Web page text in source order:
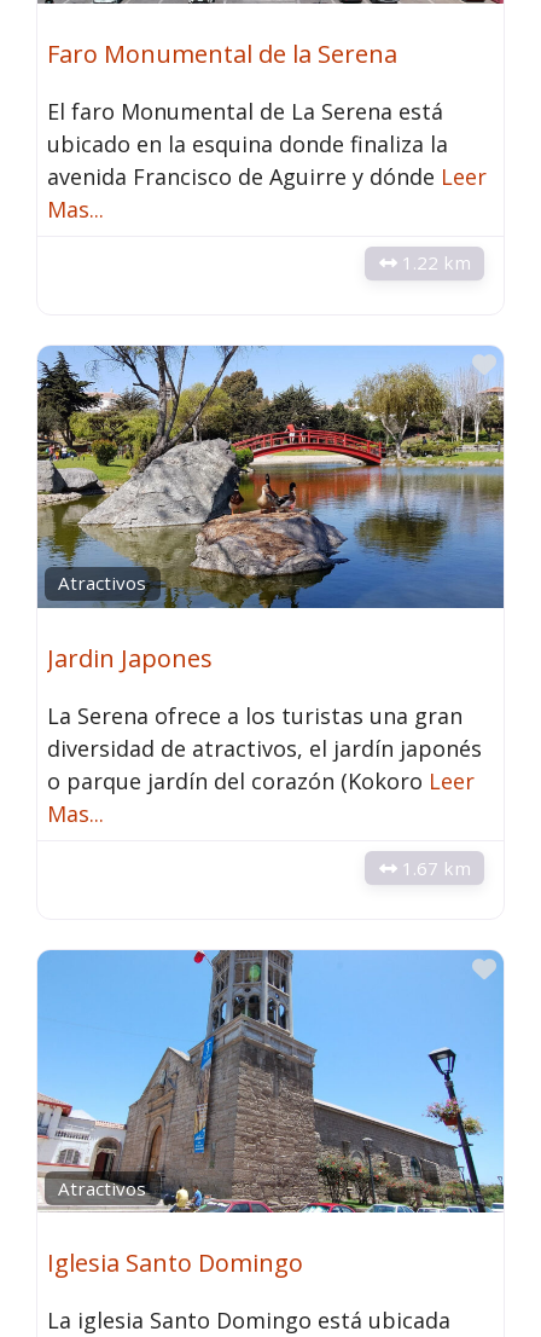
Faro Monumental de la Serena
El faro Monumental de La Serena está
ubicado en la esquina donde finaliza la
avenida Francisco de Aguirre y dónde Leer
Mas...
1.22 km
Atractivos
Jardin Japones
La Serena ofrece a los turistas una gran
diversidad de atractivos, el jardín japonés
o parque jardín del corazón (Kokoro Leer
Mas...
1.67 km
Atractivos
Iglesia Santo Domingo
La iglesia Santo Domingo está ubicada